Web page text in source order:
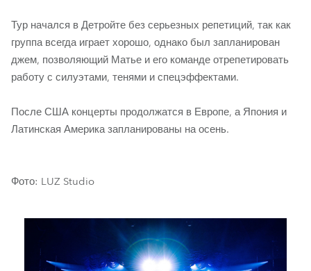
Тур начался в Детройте без серьезных репетиций, так как
группа всегда играет хорошо, однако был запланирован
джем, позволяющий Матье и его команде отрепетировать
работу с силуэтами, тенями и спецэффектами.
После США концерты продолжатся в Европе, а Япония и
Латинская Америка запланированы на осень.
Фото: LUZ Studio